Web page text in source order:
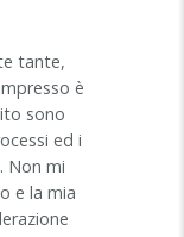
tante,
è
sono
ed i
Non mi
e la mia